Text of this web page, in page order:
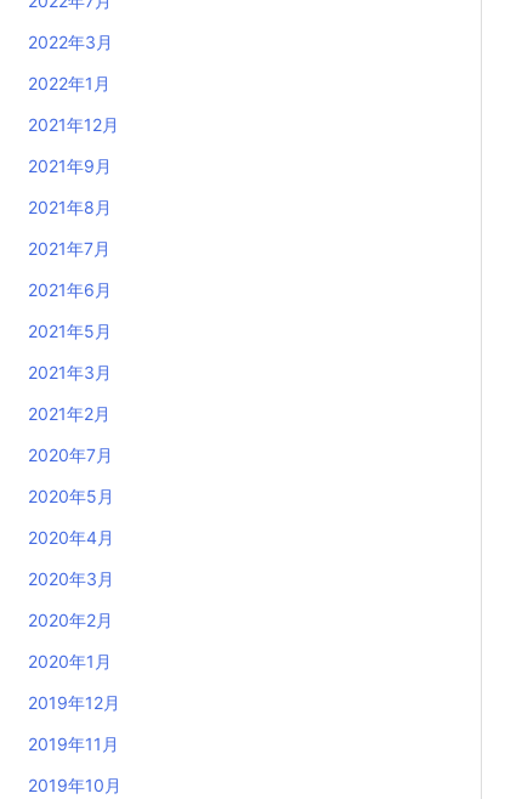
2022年3月
2022年1月
2021年12月
2021年9月
2021年8月
2021年7月
2021年6月
2021年5月
2021年3月
2021年2月
2020年7月
2020年5月
2020年4月
2020年3月
2020年2月
2020年1月
2019年12月
2019年11月
2019年10月